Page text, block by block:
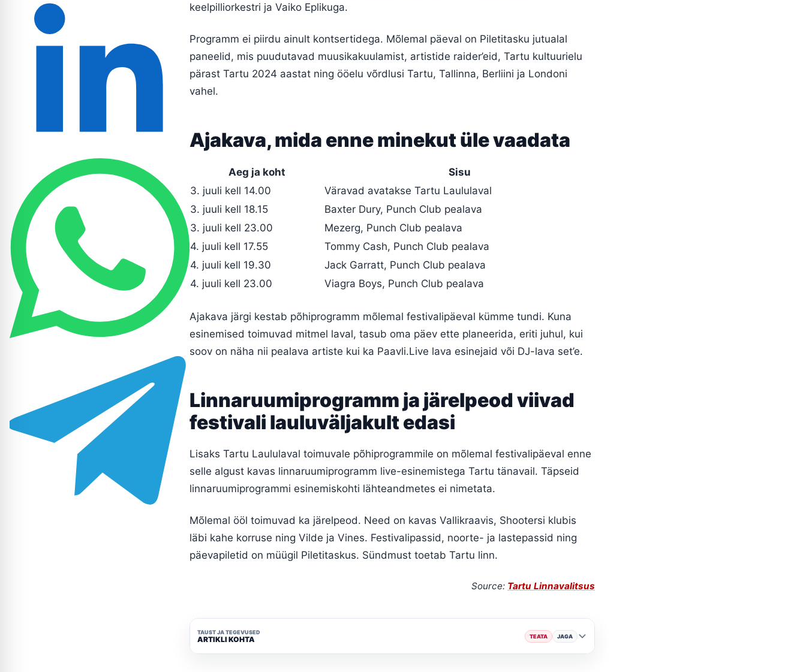
keelpilliorkestri ja Vaiko Eplikuga.
Programm ei piirdu ainult kontsertidega. Mõlemal päeval on Piletitasku jutualal
paneelid, mis puudutavad muusikakuulamist, artistide raider’eid, Tartu kultuurielu
pärast Tartu 2024 aastat ning ööelu võrdlusi Tartu, Tallinna, Berliini ja Londoni
vahel.
Ajakava, mida enne minekut üle vaadata
Aeg ja koht
Sisu
3. juuli kell 14.00
Väravad avatakse Tartu Laululaval
3. juuli kell 18.15
Baxter Dury, Punch Club pealava
3. juuli kell 23.00
Mezerg, Punch Club pealava
4. juuli kell 17.55
Tommy Cash, Punch Club pealava
4. juuli kell 19.30
Jack Garratt, Punch Club pealava
4. juuli kell 23.00
Viagra Boys, Punch Club pealava
Ajakava järgi kestab põhiprogramm mõlemal festivalipäeval kümme tundi. Kuna
esinemised toimuvad mitmel laval, tasub oma päev ette planeerida, eriti juhul, kui
soov on näha nii pealava artiste kui ka Paavli.Live lava esinejaid või DJ-lava set’e.
Linnaruumiprogramm ja järelpeod viivad
festivali lauluväljakult edasi
Lisaks Tartu Laululaval toimuvale põhiprogrammile on mõlemal festivalipäeval enne
selle algust kavas linnaruumiprogramm live-esinemistega Tartu tänavail. Täpseid
linnaruumiprogrammi esinemiskohti lähteandmetes ei nimetata.
Mõlemal ööl toimuvad ka järelpeod. Need on kavas Vallikraavis, Shootersi klubis
läbi kahe korruse ning Vilde ja Vines. Festivalipassid, noorte- ja lastepassid ning
päevapiletid on müügil Piletitaskus. Sündmust toetab Tartu linn.
Source: Tartu Linnavalitsus
TAUST JA TEGEVUSED
ARTIKLI KOHTA TEATA JAGA